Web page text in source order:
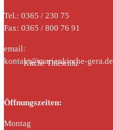
Kirche Thieschitz
Tel.: 0365 / 230 75
Fax: 0365 / 800 76 91
email:
kontakt@marienkirche-gera.de
Öffnungszeiten:
Montag